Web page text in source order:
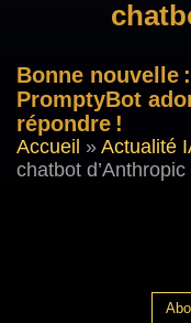
Bonne nouvelle :
PromptyBot
répondre !
Accueil » Actualité
chatbot d’Anthropic